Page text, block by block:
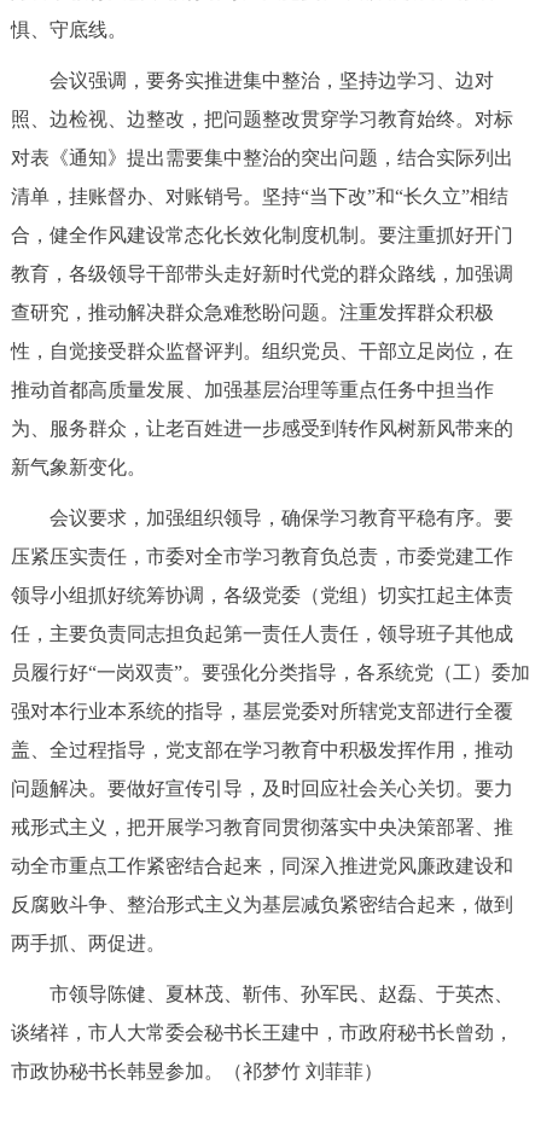
回到顶部
惧、守底线。
会议强调，要务实推进集中整治，坚持边学习、边对
照、边检视、边整改，把问题整改贯穿学习教育始终。对标
对表《通知》提出需要集中整治的突出问题，结合实际列出
清单，挂账督办、对账销号。坚持“当下改”和“长久立”相结
合，健全作风建设常态化长效化制度机制。要注重抓好开门
教育，各级领导干部带头走好新时代党的群众路线，加强调
查研究，推动解决群众急难愁盼问题。注重发挥群众积极
性，自觉接受群众监督评判。组织党员、干部立足岗位，在
推动首都高质量发展、加强基层治理等重点任务中担当作
为、服务群众，让老百姓进一步感受到转作风树新风带来的
新气象新变化。
会议要求，加强组织领导，确保学习教育平稳有序。要
压紧压实责任，市委对全市学习教育负总责，市委党建工作
领导小组抓好统筹协调，各级党委（党组）切实扛起主体责
任，主要负责同志担负起第一责任人责任，领导班子其他成
员履行好“一岗双责”。要强化分类指导，各系统党（工）委加
强对本行业本系统的指导，基层党委对所辖党支部进行全覆
盖、全过程指导，党支部在学习教育中积极发挥作用，推动
问题解决。要做好宣传引导，及时回应社会关心关切。要力
戒形式主义，把开展学习教育同贯彻落实中央决策部署、推
动全市重点工作紧密结合起来，同深入推进党风廉政建设和
反腐败斗争、整治形式主义为基层减负紧密结合起来，做到
两手抓、两促进。
市领导陈健、夏林茂、靳伟、孙军民、赵磊、于英杰、
谈绪祥，市人大常委会秘书长王建中，市政府秘书长曾劲，
市政协秘书长韩昱参加。（祁梦竹 刘菲菲）